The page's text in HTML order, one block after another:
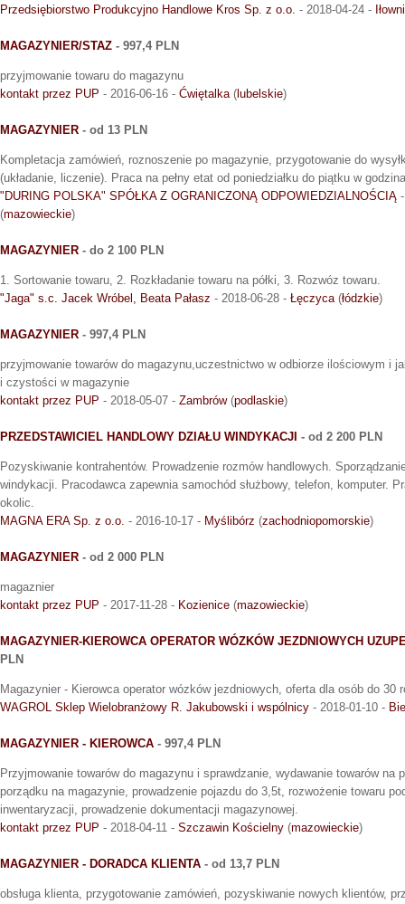
Przedsiębiorstwo Produkcyjno Handlowe Kros Sp. z o.o. - 2018-04-24 -
MAGAZYNIER/STAZ - 997,4 PLN
przyjmowanie towaru do magazynu
kontakt przez PUP - 2016-06-16 - Ćwiętalka( lubelskie)
MAGAZYNIER - od 13 PLN
Kompletacja zamówień, roznoszenie po magazynie, przygotowanie do
(układanie, liczenie). Praca na pełny etat od poniedziałku do piątku w
"DURING POLSKA" SPÓŁKA Z OGRANICZONĄ ODPOWIEDZIALNOŚCIĄ
(mazowieckie)
MAGAZYNIER - do 2 100 PLN
1. Sortowanie towaru, 2. Rozkładanie towaru na półki, 3. Rozwóz towaru.
"Jaga" s.c. Jacek Wróbel, Beata Pałasz - 2018-06-28 - Łęczyca(łódzkie)
MAGAZYNIER - 997,4 PLN
przyjmowanie towarów do magazynu,uczestnictwo w odbiorze ilościowym i
i czystości w magazynie
kontakt przez PUP - 2018-05-07 - Zambrów(podlaskie)
PRZEDSTAWICIEL HANDLOWY DZIAŁU WINDYKACJI - od 2 200 PLN
Pozyskiwanie kontrahentów. Prowadzenie rozmów handlowych.
windykacji. Pracodawca zapewnia samochód służbowy, telefon, komputer.
okolic.
MAGNA ERA Sp. z o.o. - 2016-10-17 - Myślibórz (zachodniopomorskie)
MAGAZYNIER - od 2 000 PLN
magaznier
kontakt przez PUP - 2017-11-28 - Kozienice (mazowieckie)
MAGAZYNIER-KIEROWCA OPERATOR WÓZKÓW JEZDNIOWYCH
PLN
Magazynier - Kierowca operator wózków jezdniowych, oferta dla osób do
WAGROL Sklep Wielobranżowy R. Jakubowski i wspólnicy - 2018-01-10 -
MAGAZYNIER - KIEROWCA - 997,4 PLN
Przyjmowanie towarów do magazynu i sprawdzanie, wydawanie towarów na
porządku na magazynie, prowadzenie pojazdu do 3,5t, rozwożenie towaru
inwentaryzacji, prowadzenie dokumentacji magazynowej.
kontakt przez PUP - 2018-04-11 - Szczawin Kościelny (mazowieckie)
MAGAZYNIER - DORADCA KLIENTA - od 13,7 PLN
obsługa klienta, przygotowanie zamówień, pozyskiwanie nowych klientów,